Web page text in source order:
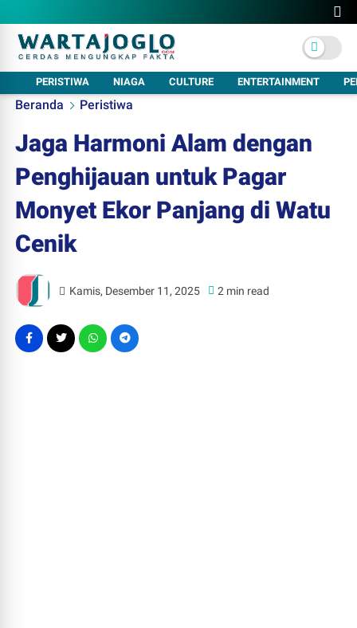
PERISTIWA NIAGA CULTURE ENTERTAINMENT
Beranda Peristiwa
Jaga Harmoni Alam dengan
Penghijauan untuk Pagar
Monyet Ekor Panjang di Watu
Cenik
Kamis, Desember 11, 2025 2 min read